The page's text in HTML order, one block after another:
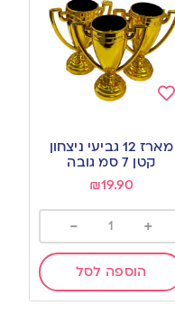
to
wishlist
מארז 12 גביעי ניצחון
קטן 7 סמ גובה
₪19.90
+
-
הוספה לסל